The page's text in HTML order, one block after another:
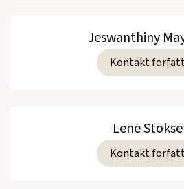
Jeswanthiny
Kontakt
Lene
Kontakt